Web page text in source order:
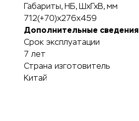
Габариты, НБ, ШхГхВ, мм
712(+70)x276x459
Дополнительные сведения
Срок эксплуатации
7 лет
Страна изготовитель
Китай